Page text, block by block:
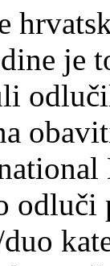
je
odluči